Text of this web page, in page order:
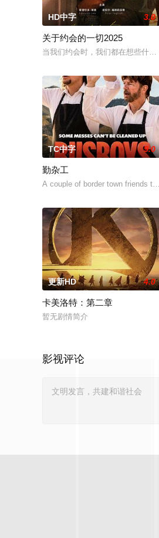
HD中字 3.0
关于约会的一切2025
当我们约会时，我们都在想些什
TC中字 9.0
勤杂工
A couple of border town friends
更新HD 4.0
卡美洛特：第二章
暂无剧情简介
影视评论